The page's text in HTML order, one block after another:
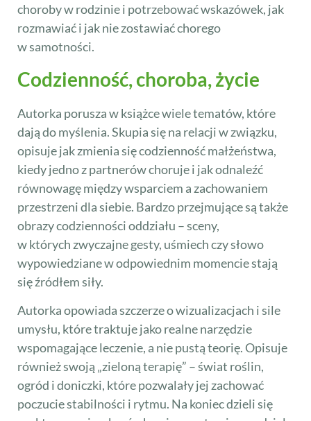
choroby w rodzinie i potrzebować wskazówek, jak
rozmawiać i jak nie zostawiać chorego
w samotności.
Codzienność, choroba, życie
Autorka porusza w książce wiele tematów, które
dają do myślenia. Skupia się na relacji w związku,
opisuje jak zmienia się codzienność małżeństwa,
kiedy jedno z partnerów choruje i jak odnaleźć
równowagę między wsparciem a zachowaniem
przestrzeni dla siebie. Bardzo przejmujące są także
obrazy codzienności oddziału – sceny,
w których zwyczajne gesty, uśmiech czy słowo
wypowiedziane w odpowiednim momencie stają
się źródłem siły.
Autorka opowiada szczerze o wizualizacjach i sile
umysłu, które traktuje jako realne narzędzie
wspomagające leczenie, a nie pustą teorię. Opisuje
również swoją „zieloną terapię” – świat roślin,
ogród i doniczki, które pozwalały jej zachować
poczucie stabilności i rytmu. Na koniec dzieli się